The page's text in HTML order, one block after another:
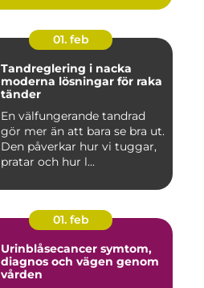
01. feb
Tandreglering i nacka
moderna lösningar för raka
tänder
En välfungerande tandrad
gör mer än att bara se bra ut.
Den påverkar hur vi tuggar,
pratar och hur l...
01. feb
Urinblåsecancer symtom,
diagnos och vägen genom
vården